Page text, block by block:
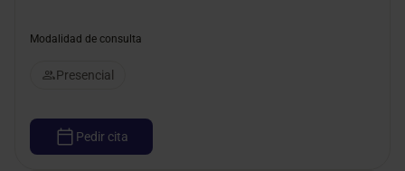
Modalidad de consulta
Presencial
Pedir cita